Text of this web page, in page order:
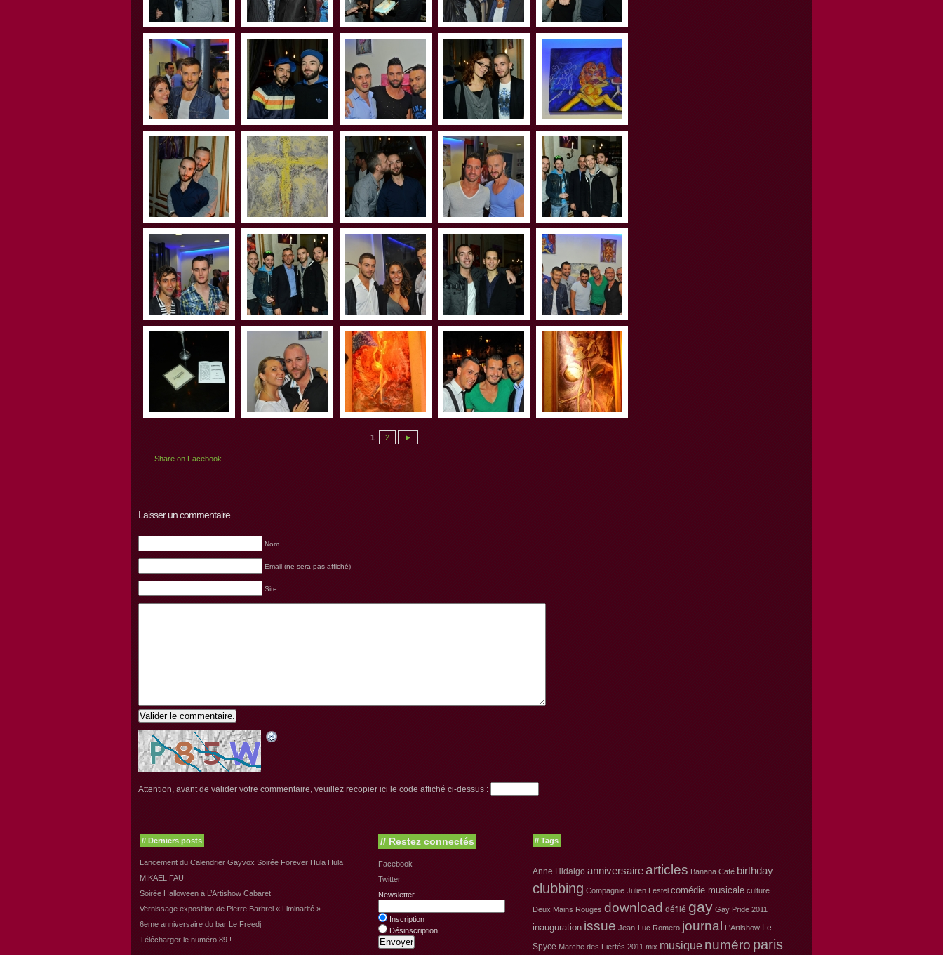
1 2 ►
Share on Facebook
Laisser un commentaire
Nom
Email (ne sera pas affiché)
Site
Valider le commentaire.
Attention, avant de valider votre commentaire, veuillez recopier ici le code affiché ci-dessus :
// Derniers posts
Lancement du Calendrier Gayvox Soirée Forever Hula Hula
MIKAËL FAU
Soirée Halloween à L’Artishow Cabaret
Vernissage exposition de Pierre Barbrel « Liminarité »
6eme anniversaire du bar Le Freedj
Télécharger le numéro 89 !
// Restez connectés
Facebook
Twitter
Newsletter
Inscription
Désinscription
// Tags
Anne Hidalgo anniversaire articles Banana Café birthday
clubbing Compagnie Julien Lestel comédie musicale culture
Deux Mains Rouges download défilé gay Gay Pride 2011
inauguration issue Jean-Luc Romero journal L'Artishow Le
Spyce Marche des Fiertés 2011 mix musique numéro paris